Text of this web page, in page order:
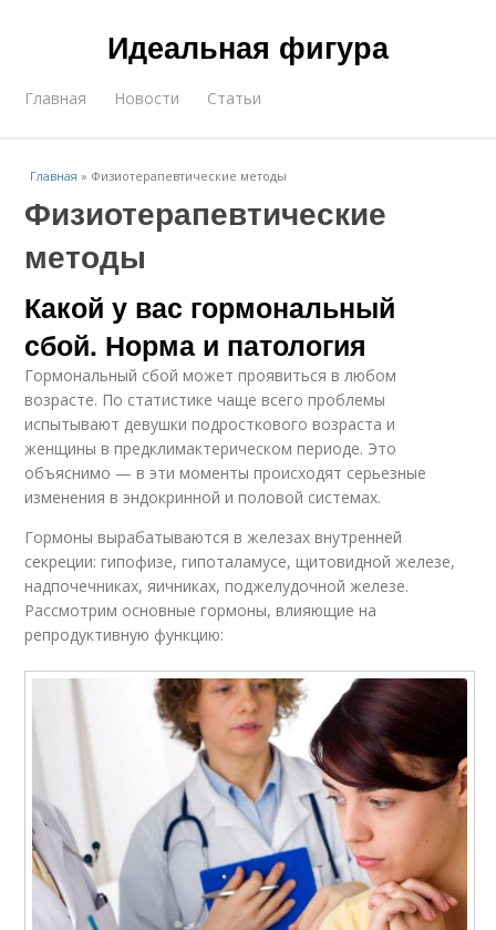
Идеальная фигура
Главная Новости Статьи
Главная » Физиотерапевтические методы
Физиотерапевтические
методы
Какой у вас гормональный
сбой. Норма и патология
Гормональный сбой может проявиться в любом
возрасте. По статистике чаще всего проблемы
испытывают девушки подросткового возраста и
женщины в предклимактерическом периоде. Это
объяснимо — в эти моменты происходят серьезные
изменения в эндокринной и половой системах.
Гормоны вырабатываются в железах внутренней
секреции: гипофизе, гипоталамусе, щитовидной железе,
надпочечниках, яичниках, поджелудочной железе.
Рассмотрим основные гормоны, влияющие на
репродуктивную функцию: